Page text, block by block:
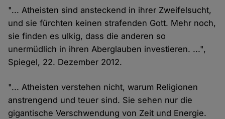
"... Atheisten sind ansteckend in ihrer Zweifelsucht,
und sie fürchten keinen strafenden Gott. Mehr noch,
sie finden es ulkig, dass die anderen so
unermüdlich in ihren Aberglauben investieren. ...",
Spiegel, 22. Dezember 2012.
"... Atheisten verstehen nicht, warum Religionen
anstrengend und teuer sind. Sie sehen nur die
gigantische Verschwendung von Zeit und Energie.